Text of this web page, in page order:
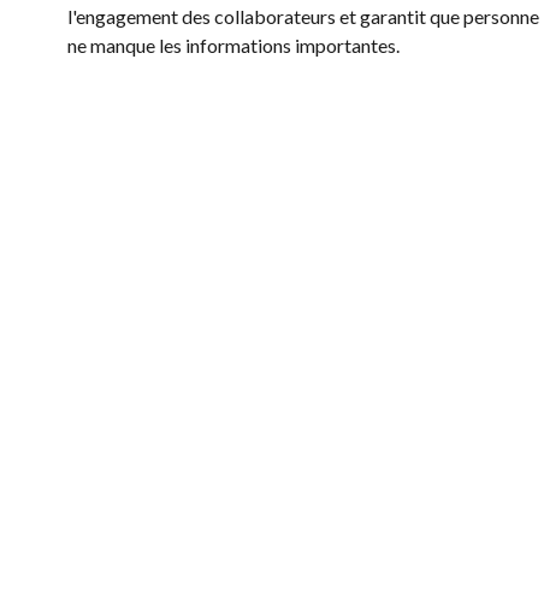
l'engagement des collaborateurs et garantit que personne
ne manque les informations importantes.